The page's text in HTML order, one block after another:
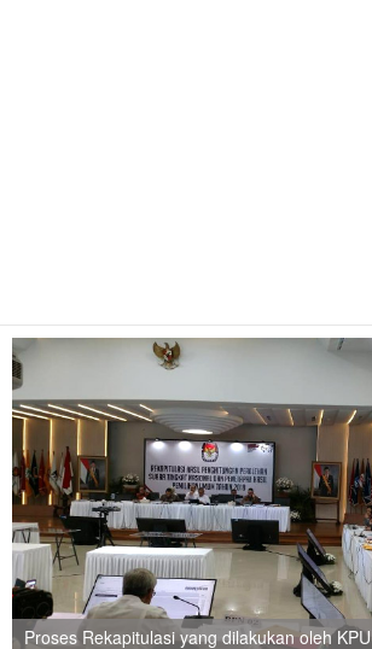
Proses Rekapitulasi yang dilakukan oleh KPU